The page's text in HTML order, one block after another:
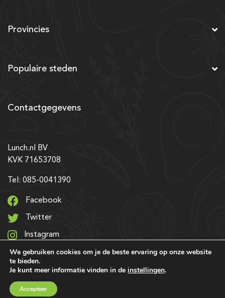
Provincies
Populaire steden
Contactgegevens
Lunch.nl BV
KVK 71653708
Tel: 085-0041390
Facebook
Twitter
Instagram
LinkedIn
© 2026 Alle rechten voorbehouden | Ontwerp & realisatie:
We gebruiken cookies om je de beste ervaring op onze website
te bieden.
Je kunt meer informatie vinden in de instellingen.
Accepteer